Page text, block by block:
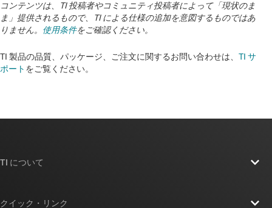
コンテンツは、TI 投稿者やコミュニティ投稿者によって「現状のま
ま」提供されるもので、TI による仕様の追加を意図するものではあ
りません。 使用条件をご確認ください。
TI 製品の品質、パッケージ、ご注文に関するお問い合わせは、 TI サ
ポート をご覧ください。
TI について
クイック・リンク